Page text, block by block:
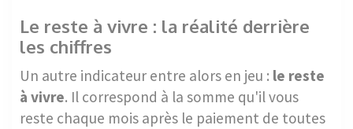
Le reste à vivre : la réalité derrière
les chiffres
Un autre indicateur entre alors en jeu : le reste
à vivre. Il correspond à la somme qu'il vous
reste chaque mois après le paiement de toutes